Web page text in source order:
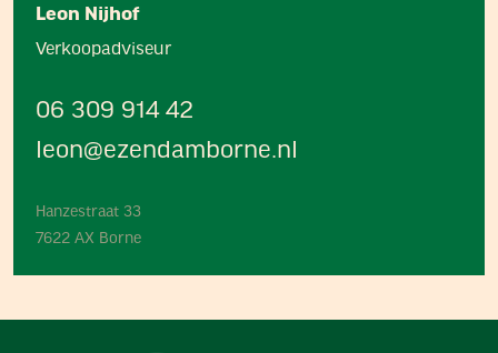
Leon Nijhof
Verkoopadviseur
06 309 914 42
leon@ezendamborne.nl
Hanzestraat 33
7622 AX Borne